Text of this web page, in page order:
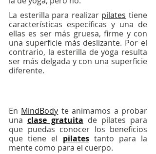
La esterilla para realizar pilates tiene
características específicas y una de
ellas es ser más gruesa, firme y con
una superficie más deslizante. Por el
contrario, la esterilla de yoga resulta
ser más delgada y con una superficie
diferente.
En MindBody te animamos a probar
una clase gratuita de pilates para
que puedas conocer los beneficios
que tiene el pilates tanto para la
mente como para el cuerpo.